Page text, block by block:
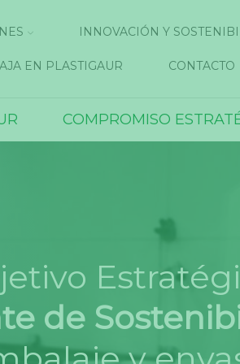
INNOVACIÓN Y
EN PLASTIGAUR CONTACTO
COMPROMISO
de